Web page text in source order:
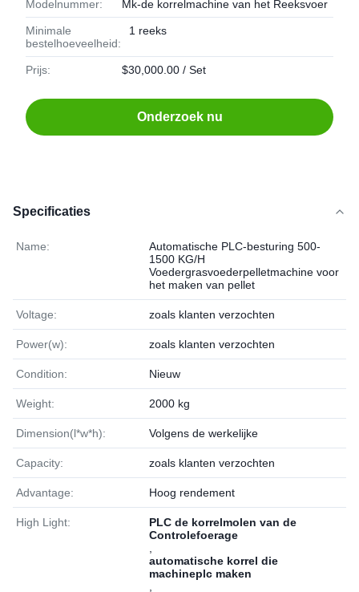
Modelnummer: Mk-de korrelmachine van het Reeksvoer
Minimale
bestelhoeveelheid:
1 reeks
Prijs: $30,000.00 / Set
Onderzoek nu
Specificaties
Name:
Automatische PLC-besturing 500-
1500 KG/H
Voedergrasvoederpelletmachine voor
het maken van pellet
Voltage: zoals klanten verzochten
Power(w): zoals klanten verzochten
Condition: Nieuw
Weight: 2000 kg
Dimension(l*w*h): Volgens de werkelijke
Capacity: zoals klanten verzochten
Advantage: Hoog rendement
High Light:
PLC de korrelmolen van de
Controlefoerage
automatische korrel die
machineplc maken